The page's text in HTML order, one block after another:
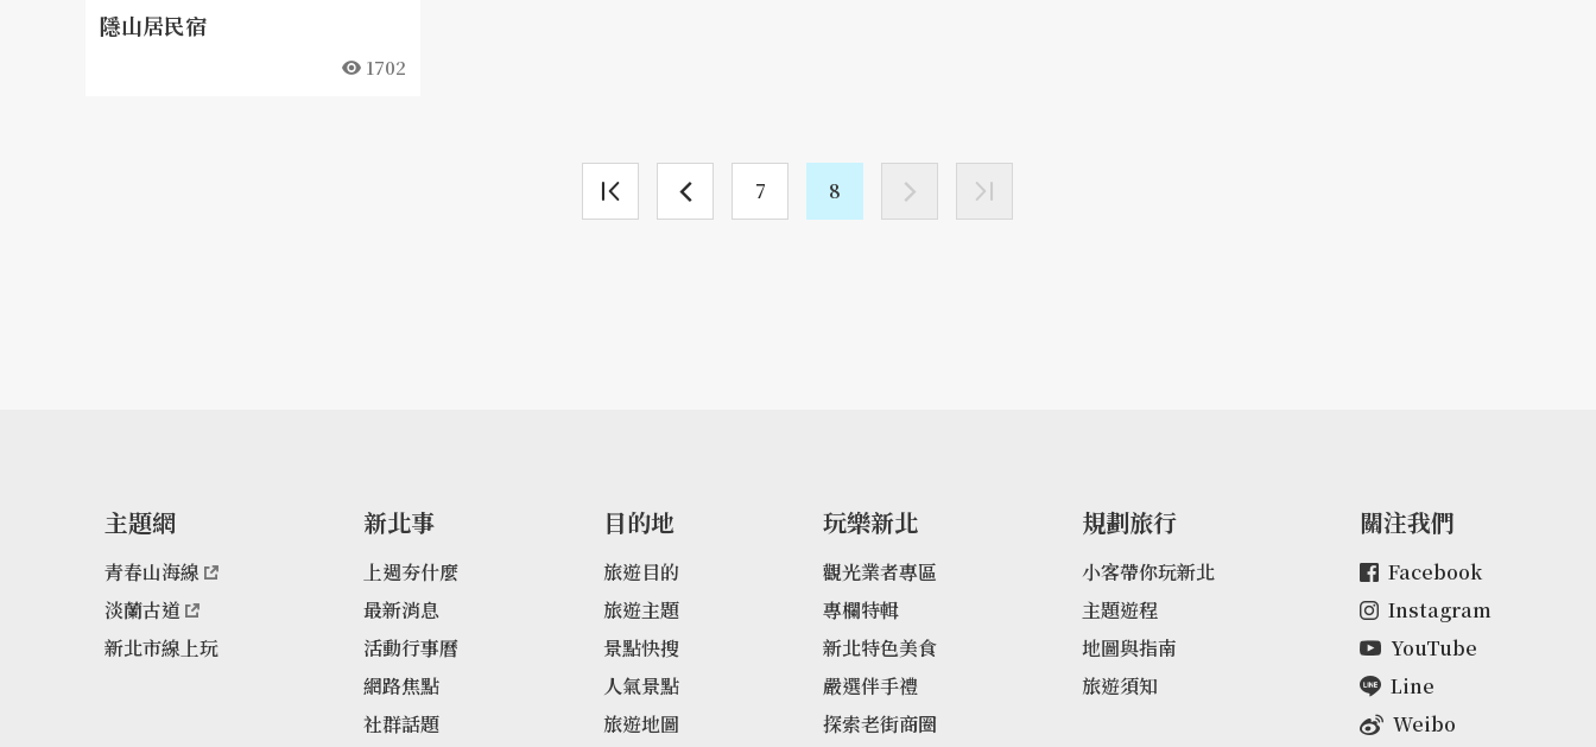
隱山居民宿
1702
7 8
主題網
青春山海線
淡蘭古道
新北市線上玩
新北事
上週夯什麼
最新消息
活動行事曆
網路焦點
社群話題
目的地
旅遊目的
旅遊主題
景點快搜
人氣景點
旅遊地圖
玩樂新北
觀光業者專區
專欄特輯
新北特色美食
嚴選伴手禮
探索老街商圈
規劃旅行
小客帶你玩新北
主題遊程
地圖與指南
旅遊須知
關注我們
Facebook
Instagram
YouTube
Line
Weibo